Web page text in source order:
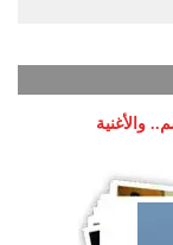
والأغنية